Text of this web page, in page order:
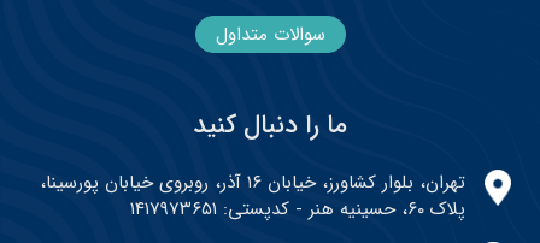
سوالات متداول
ما را دنبال کنید
تهران، بلوار کشاورز، خیابان ۱۶ آذر، روبروی خیابان پورسینا،
پلاک ۶۰، حسینیه هنر - کدپستی: ۱۴۱۷۹۷۳۶۵۱